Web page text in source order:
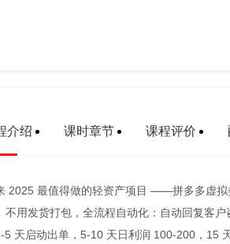
介绍 课时章节 课程评价
2025 最值得做的轻资产项目 ——拼多多虚
不用发货打包，全流程自动化：自动回复客
5 天启动出单，5-10 天日利润 100-200，15